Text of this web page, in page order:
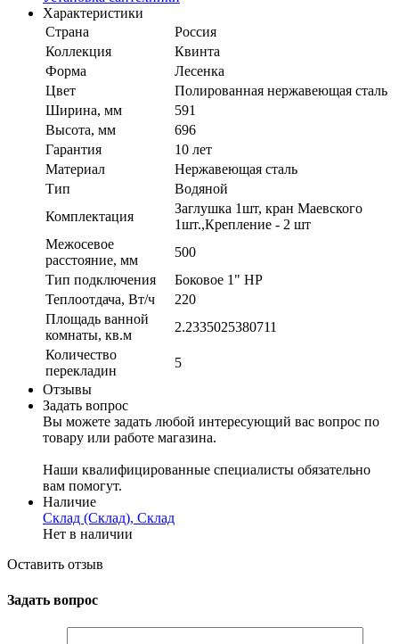
Характеристики
Страна
Россия
Коллекция
Квинта
Форма
Лесенка
Цвет
Полированная нержавеющая сталь
Ширина, мм
591
Высота, мм
696
Гарантия
10 лет
Материал
Нержавеющая сталь
Тип
Водяной
Комплектация
Заглушка 1шт, кран Маевского
1шт.,Крепление - 2 шт
Межосевое
расстояние, мм
500
Тип подключения
Боковое 1" НР
Теплоотдача, Вт/ч
220
Площадь ванной
комнаты, кв.м
2.2335025380711
Количество
перекладин
5
Отзывы
Задать вопрос
Вы можете задать любой интересующий вас вопрос по
товару или работе магазина.
Наши квалифицированные специалисты обязательно
вам помогут.
Наличие
Склад (Склад), Склад
Нет в наличии
Оставить отзыв
Задать вопрос